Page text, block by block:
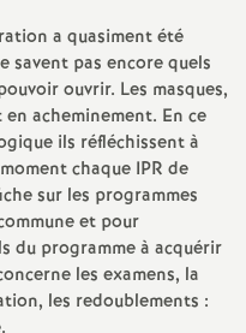
s
d
e
S
e
a quasiment été
savent pas encore quels
ouvrir. Les masques,
acheminement. En ce
ils réfléchissent à
chaque IPR de
sur les programmes
et pour
du programme à acquérir
les examens, la
les redoublements :